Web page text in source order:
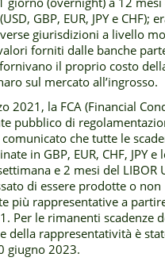
GBP, EUR, JPY e CHF);
giurisdizioni a livello
forniti dalle banche
il proprio costo
sul mercato all’ingrosso.
2021, la FCA (Financial
pubblico di
che tutte le
in GBP, EUR, CHF, JPY e
e 2 mesi del LIBOR
di essere prodotte o non
più rappresentative a
Per le rimanenti scadenze
della rappresentatività è
giugno 2023.